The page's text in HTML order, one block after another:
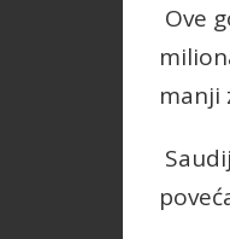
Ove
manji